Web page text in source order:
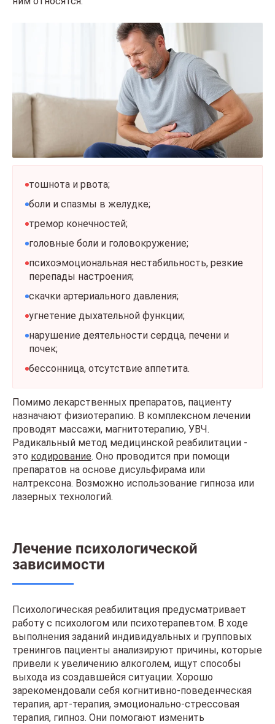
тошнота и рвота;
боли и спазмы в желудке;
тремор конечностей;
головные боли и головокружение;
психоэмоциональная нестабильность, резкие
перепады настроения;
скачки артериального давления;
угнетение дыхательной функции;
нарушение деятельности сердца, печени и
почек;
бессонница, отсутствие аппетита.
Помимо лекарственных препаратов, пациенту
назначают физиотерапию. В комплексном лечении
проводят массажи, магнитотерапию, УВЧ.
Радикальный метод медицинской реабилитации -
это кодирование. Оно проводится при помощи
препаратов на основе дисульфирама или
налтрексона. Возможно использование гипноза или
лазерных технологий.
Лечение психологической
зависимости
Психологическая реабилитация предусматривает
работу с психологом или психотерапевтом. В ходе
выполнения заданий индивидуальных и групповых
тренингов пациенты анализируют причины, которые
привели к увеличению алкоголем, ищут способы
выхода из создавшейся ситуации. Хорошо
зарекомендовали себя когнитивно-поведенческая
терапия, арт-терапия, эмоционально-стрессовая
терапия, гипноз. Они помогают изменить